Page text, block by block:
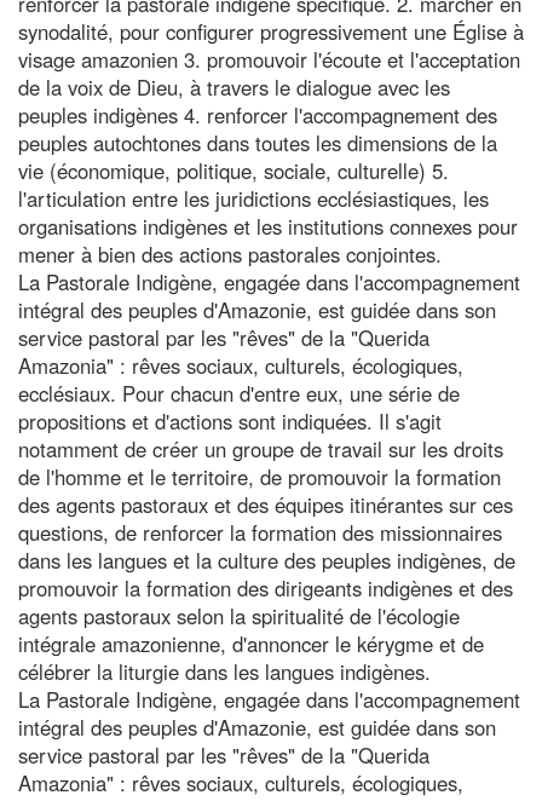
synodalité, pour configurer progressivement une Église à
visage amazonien 3. promouvoir l'écoute et l'acceptation
de la voix de Dieu, à travers le dialogue avec les
peuples indigènes 4. renforcer l'accompagnement des
peuples autochtones dans toutes les dimensions de la
vie (économique, politique, sociale, culturelle) 5.
l'articulation entre les juridictions ecclésiastiques, les
organisations indigènes et les institutions connexes pour
mener à bien des actions pastorales conjointes.
La Pastorale Indigène, engagée dans l'accompagnement
intégral des peuples d'Amazonie, est guidée dans son
service pastoral par les "rêves" de la "Querida
Amazonia" : rêves sociaux, culturels, écologiques,
ecclésiaux. Pour chacun d'entre eux, une série de
propositions et d'actions sont indiquées. Il s'agit
notamment de créer un groupe de travail sur les droits
de l'homme et le territoire, de promouvoir la formation
des agents pastoraux et des équipes itinérantes sur ces
questions, de renforcer la formation des missionnaires
dans les langues et la culture des peuples indigènes, de
promouvoir la formation des dirigeants indigènes et des
agents pastoraux selon la spiritualité de l'écologie
intégrale amazonienne, d'annoncer le kérygme et de
célébrer la liturgie dans les langues indigènes.
La Pastorale Indigène, engagée dans l'accompagnement
intégral des peuples d'Amazonie, est guidée dans son
service pastoral par les "rêves" de la "Querida
Amazonia" : rêves sociaux, culturels, écologiques,